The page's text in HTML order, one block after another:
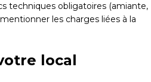
techniques obligatoires (amiante,
les charges liées à la
local